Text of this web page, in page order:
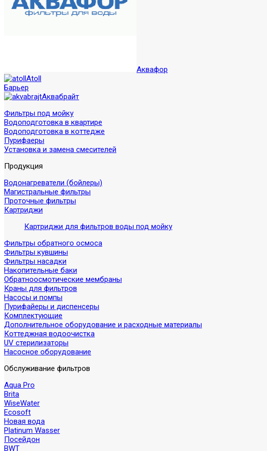
Аквафор
Atoll
Барьер
Аквабрайт
Фильтры под мойку
Водоподготовка в квартире
Водоподготовка в коттедже
Пурифаеры
Установка и замена смесителей
Продукция
Водонагреватели (бойлеры)
Магистральные фильтры
Проточные фильтры
Картриджи
Картриджи для фильтров воды под мойку
Фильтры обратного осмоса
Фильтры кувшины
Фильтры насадки
Накопительные баки
Обратноосмотические мембраны
Краны для фильтров
Насосы и помпы
Пурифайеры и диспенсеры
Комплектующие
Дополнительное оборудование и расходные материалы
Коттеджная водоочистка
UV стерилизаторы
Насосное оборудование
Обслуживание фильтров
Aqua Pro
Brita
WiseWater
Ecosoft
Новая вода
Platinum Wasser
Посейдон
BWT